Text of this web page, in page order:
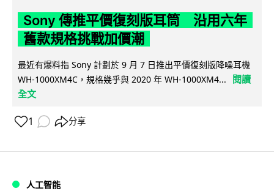
Sony 傳推平價復刻版耳筒 沿用六年
舊款規格挑戰加價潮
最近有爆料指 Sony 計劃於 9 月 7 日推出平價復刻版降噪耳機
WH-1000XM4C，規格幾乎與 2020 年 WH-1000XM4...
閱讀
全文
1 分享
人工智能